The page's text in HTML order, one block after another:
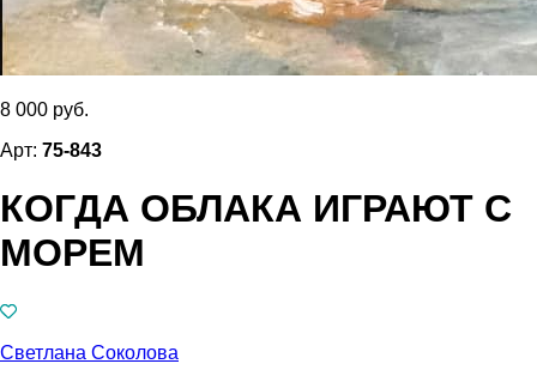
8 000 руб.
Арт: 75-843
КОГДА ОБЛАКА ИГРАЮТ С
МОРЕМ
Светлана Соколова